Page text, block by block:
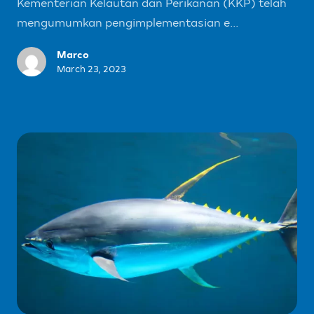
Kementerian Kelautan dan Perikanan (KKP) telah
mengumumkan pengimplementasian e...
Marco
March 23, 2023